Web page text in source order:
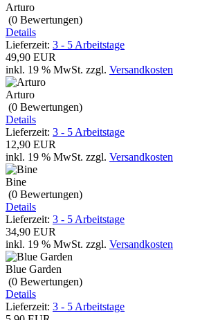
Arturo
(0 Bewertungen)
Details
Lieferzeit: 3 - 5 Arbeitstage
49,90 EUR
inkl. 19 % MwSt. zzgl. Versandkosten
Arturo
(0 Bewertungen)
Details
Lieferzeit: 3 - 5 Arbeitstage
12,90 EUR
inkl. 19 % MwSt. zzgl. Versandkosten
Bine
(0 Bewertungen)
Details
Lieferzeit: 3 - 5 Arbeitstage
34,90 EUR
inkl. 19 % MwSt. zzgl. Versandkosten
Blue Garden
(0 Bewertungen)
Details
Lieferzeit: 3 - 5 Arbeitstage